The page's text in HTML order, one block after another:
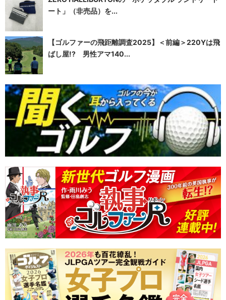
ート」（非売品）を...
【ゴルファーの飛距離調査2025】＜前編＞220Yは飛
ばし屋!? 男性アマ140...